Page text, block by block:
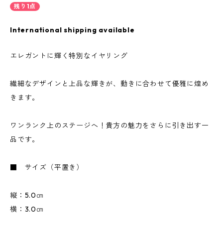
残り1点
International shipping available
エレガントに輝く特別なイヤリング
繊細なデザインと上品な輝きが、動きに合わせて優雅に煌め
きます。
ワンランク上のステージへ！貴方の魅力をさらに引き出す一
品です。
■ サイズ（平置き）
縦：5.0㎝
横：3.0㎝